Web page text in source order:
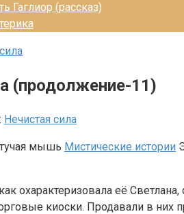
Гаглиор (рассказ)
(продолжение-11)
Нечистая сила
Мистические истории
охарактеризовала её
киоски. Продавали в них